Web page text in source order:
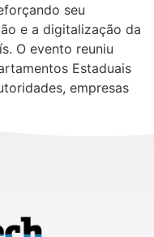
seu
e a digitalização da
O evento reuniu
Estaduais
empresas